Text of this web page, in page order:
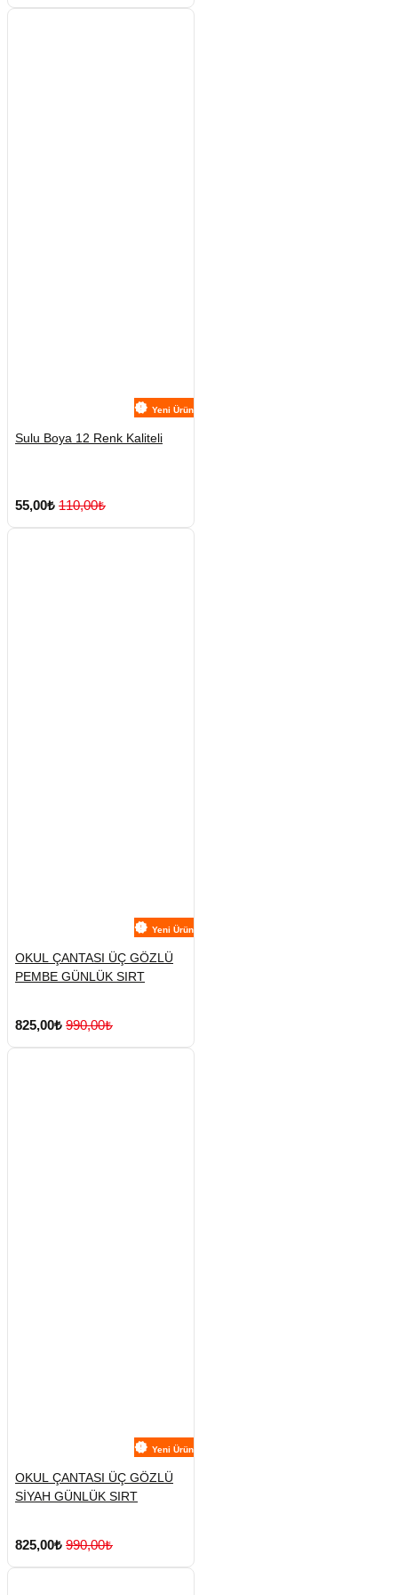
Yeni Ürün
Sulu Boya 12 Renk Kaliteli
55,00₺ 110,00₺
Yeni Ürün
OKUL ÇANTASI ÜÇ GÖZLÜ
PEMBE GÜNLÜK SIRT
825,00₺ 990,00₺
Yeni Ürün
OKUL ÇANTASI ÜÇ GÖZLÜ
SİYAH GÜNLÜK SIRT
825,00₺ 990,00₺